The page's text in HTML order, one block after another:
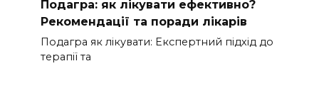
Подагра: як лікувати ефективно?
Рекомендації та поради лікарів
Подагра як лікувати: Експертний підхід до
терапії та